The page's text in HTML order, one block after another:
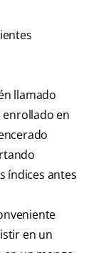
llamado
enrollado en
índices antes
en un